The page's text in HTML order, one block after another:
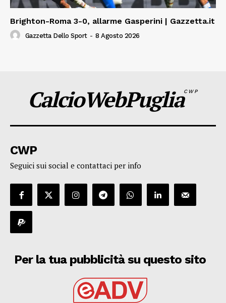
Brighton-Roma 3-0, allarme Gasperini | Gazzetta.it
Gazzetta Dello Sport - 8 Agosto 2026
CalcioWebPugliaCWP
CWP
Seguici sui social e contattaci per info
Per la tua pubblicità su questo sito